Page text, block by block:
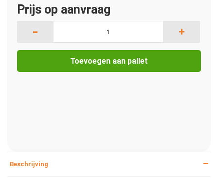
Prijs op aanvraag
- +
Toevoegen aan pallet
Beschrijving